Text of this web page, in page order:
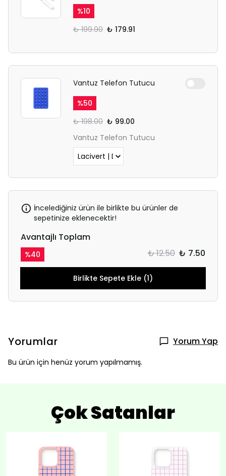
%10
₺ 199.90 ₺ 179.91
Vantuz Telefon Tutucu
%50
₺ 198.00 ₺ 99.00
Vantuz Telefon Tutucu
İncelediğiniz ürün ile birlikte bu ürünler de
sepetinize eklenecektir!
Avantajlı Toplam
%40 ₺ 12.50 ₺ 7.50
Birlikte Sepete Ekle (1)
Yorumlar Yorum Yap
Bu ürün için henüz yorum yapılmamış.
Çok Satanlar